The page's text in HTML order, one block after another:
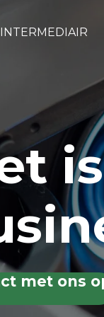
INTERMEDIAIR
met ons